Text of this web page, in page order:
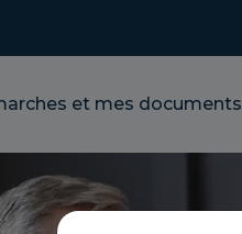
et mes documents